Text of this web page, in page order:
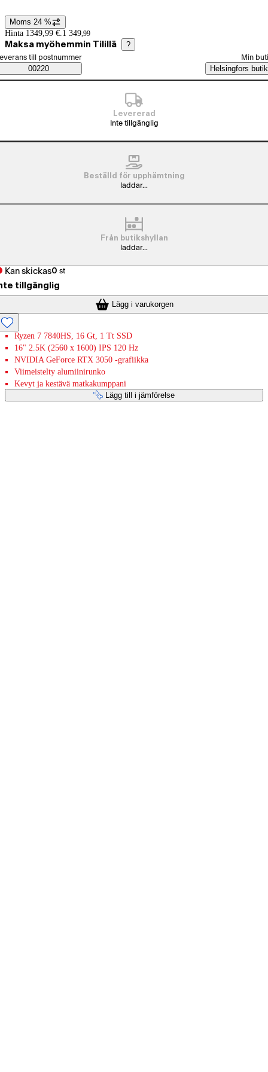
Prisinformation
Moms 24 %
Hinta 1349,99 €. 1 349,99
Maksa myöhemmin Tilillä ?
Saatavuustiedot
beställningssätt
till postnummer
00220
Min
Helsingfors butik
Levererad
Inte tillgänglig
Beställd för upphämtning
laddar...
Från butikshyllan
laddar...
Kan skickas0 st
tillgänglig
Lägg i varukorgen
Ryzen 7 7840HS, 16 Gt, 1 Tt SSD
16" 2.5K (2560 x 1600) IPS 120 Hz
NVIDIA GeForce RTX 3050 -grafiikka
Viimeistelty alumiinirunko
Kevyt ja kestävä matkakumppani
Lägg till i jämförelse